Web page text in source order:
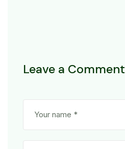
Leave a Comment